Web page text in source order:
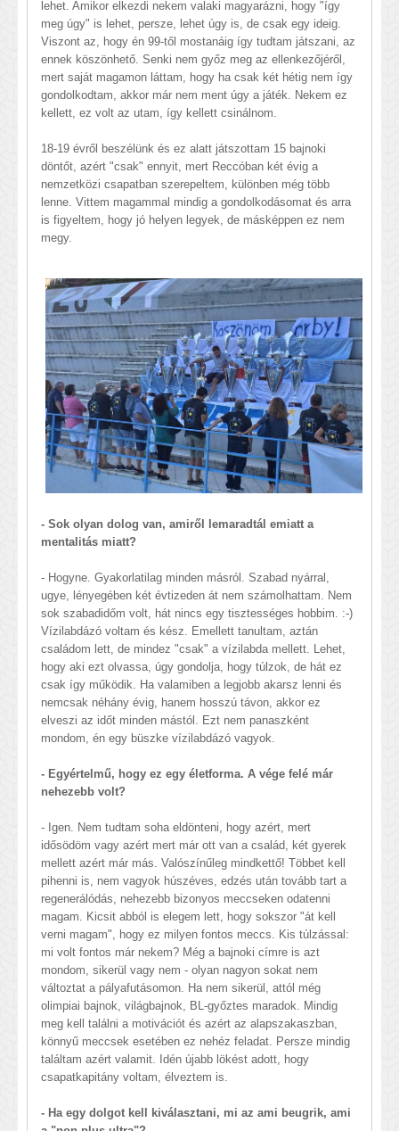
lehet. Amikor elkezdi nekem valaki magyarázni, hogy "így
meg úgy" is lehet, persze, lehet úgy is, de csak egy ideig.
Viszont az, hogy én 99-től mostanáig így tudtam játszani, az
ennek köszönhető. Senki nem győz meg az ellenkezőjéről,
mert saját magamon láttam, hogy ha csak két hétig nem így
gondolkodtam, akkor már nem ment úgy a játék. Nekem ez
kellett, ez volt az utam, így kellett csinálnom.
18-19 évről beszélünk és ez alatt játszottam 15 bajnoki
döntőt, azért "csak" ennyit, mert Reccóban két évig a
nemzetközi csapatban szerepeltem, különben még több
lenne. Vittem magammal mindig a gondolkodásomat és arra
is figyeltem, hogy jó helyen legyek, de másképpen ez nem
megy.
- Sok olyan dolog van, amiről lemaradtál emiatt a
mentalitás miatt?
- Hogyne. Gyakorlatilag minden másról. Szabad nyárral,
ugye, lényegében két évtizeden át nem számolhattam. Nem
sok szabadidőm volt, hát nincs egy tisztességes hobbim. :-)
Vízilabdázó voltam és kész. Emellett tanultam, aztán
családom lett, de mindez "csak" a vízilabda mellett. Lehet,
hogy aki ezt olvassa, úgy gondolja, hogy túlzok, de hát ez
csak így működik. Ha valamiben a legjobb akarsz lenni és
nemcsak néhány évig, hanem hosszú távon, akkor ez
elveszi az időt minden mástól. Ezt nem panaszként
mondom, én egy büszke vízilabdázó vagyok.
- Egyértelmű, hogy ez egy életforma. A vége felé már
nehezebb volt?
- Igen. Nem tudtam soha eldönteni, hogy azért, mert
idősödöm vagy azért mert már ott van a család, két gyerek
mellett azért már más. Valószínűleg mindkettő! Többet kell
pihenni is, nem vagyok húszéves, edzés után tovább tart a
regenerálódás, nehezebb bizonyos meccseken odatenni
magam. Kicsit abból is elegem lett, hogy sokszor "át kell
verni magam", hogy ez milyen fontos meccs. Kis túlzással:
mi volt fontos már nekem? Még a bajnoki címre is azt
mondom, sikerül vagy nem - olyan nagyon sokat nem
változtat a pályafutásomon. Ha nem sikerül, attól még
olimpiai bajnok, világbajnok, BL-győztes maradok. Mindig
meg kell találni a motivációt és azért az alapszakaszban,
könnyű meccsek esetében ez nehéz feladat. Persze mindig
találtam azért valamit. Idén újabb lökést adott, hogy
csapatkapitány voltam, élveztem is.
- Ha egy dolgot kell kiválasztani, mi az ami beugrik, ami